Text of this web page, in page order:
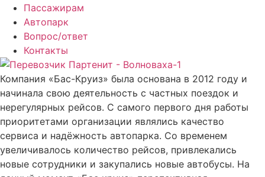
Пассажирам
Автопарк
Вопрос/ответ
Контакты
Компания «Бас-Круиз» была основана в 2012 году и
начинала свою деятельность с частных поездок и
нерегулярных рейсов. С самого первого дня работы
приоритетами организации являлись качество
сервиса и надёжность автопарка. Со временем
увеличивалось количество рейсов, привлекались
новые сотрудники и закупались новые автобусы. На